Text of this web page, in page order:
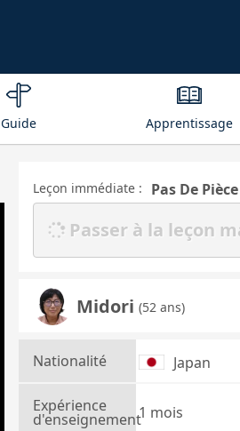
Guide Apprentissage
Leçon immédiate : Pas De
Passer à la leçon
Midori (52 ans)
Nationalité Japan
Expérience
d'enseignement1 mois